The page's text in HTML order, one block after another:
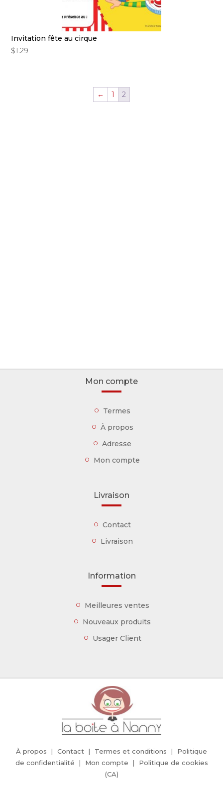
Invitation fête au cirque
$1.29
← 1 2
Mon compte
Termes
À propos
Adresse
Mon compte
Livraison
Contact
Livraison
Information
Meilleures ventes
Nouveaux produits
Usager Client
À propos Contact Termes et conditions
Politique
de confidentialité
Mon compte
Politique de cookies
(CA)